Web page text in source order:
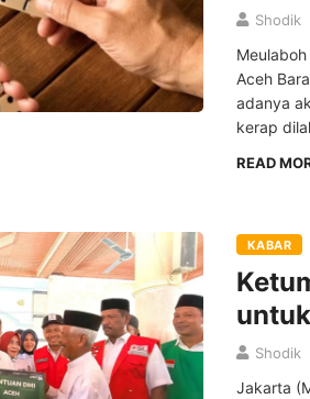
Shodik
Aceh
adanya
kerap
READ
KABAR
Shodik
Jakarta